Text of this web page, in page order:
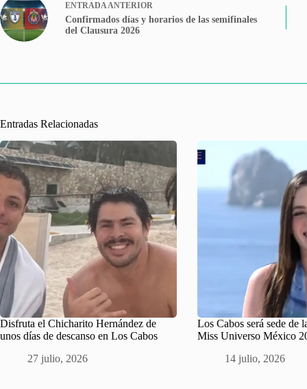
ENTRADAANTERIOR
Confirmados días y horarios de las semifinales
del Clausura 2026
Entradas Relacionadas
Disfruta el Chicharito Hernández de
unos días de descanso en Los Cabos
27 julio, 2026
Los Cabos será sede de
Miss Universo México
14 julio, 2026